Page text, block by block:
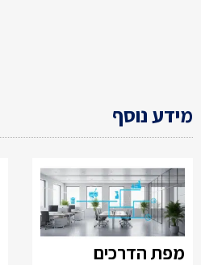
מידע נוסף
מפת הדרכים